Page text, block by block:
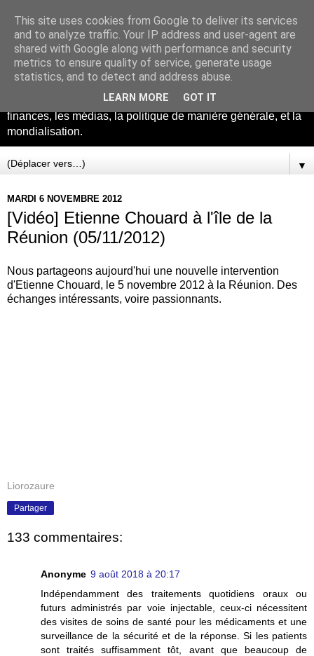
La théorie du tout
Ce blog concerne beaucoup de sujets intéressants, il sert de
bloc note, et de porte feuilles d'archives. Les sujets abordés
sont l'Union Européenne, Le Marché Transatlantique, les
finances, les médias, la politique de manière générale, et la
mondialisation.
▼
MARDI 6 NOVEMBRE 2012
[Vidéo] Etienne Chouard à l'île de la
Réunion (05/11/2012)
Nous partageons aujourd'hui une nouvelle intervention
d'Etienne Chouard, le 5 novembre 2012 à la Réunion. Des
échanges intéressants, voire passionnants.
Liorozaure
Partager
133 commentaires:
Anonyme 9 août 2018 à 20:17
Indépendamment des traitements quotidiens oraux ou
futurs administrés par voie injectable, ceux-ci nécessitent
des visites de soins de santé pour les médicaments et une
surveillance de la sécurité et de la réponse. Si les patients
sont traités suffisamment tôt, avant que beaucoup de
This site uses cookies from Google to deliver its services
and to analyze traffic. Your IP address and user-agent are
shared with Google along with performance and security
metrics to ensure quality of service, generate usage
statistics, and to detect and address abuse.
LEARN MORE GOT IT